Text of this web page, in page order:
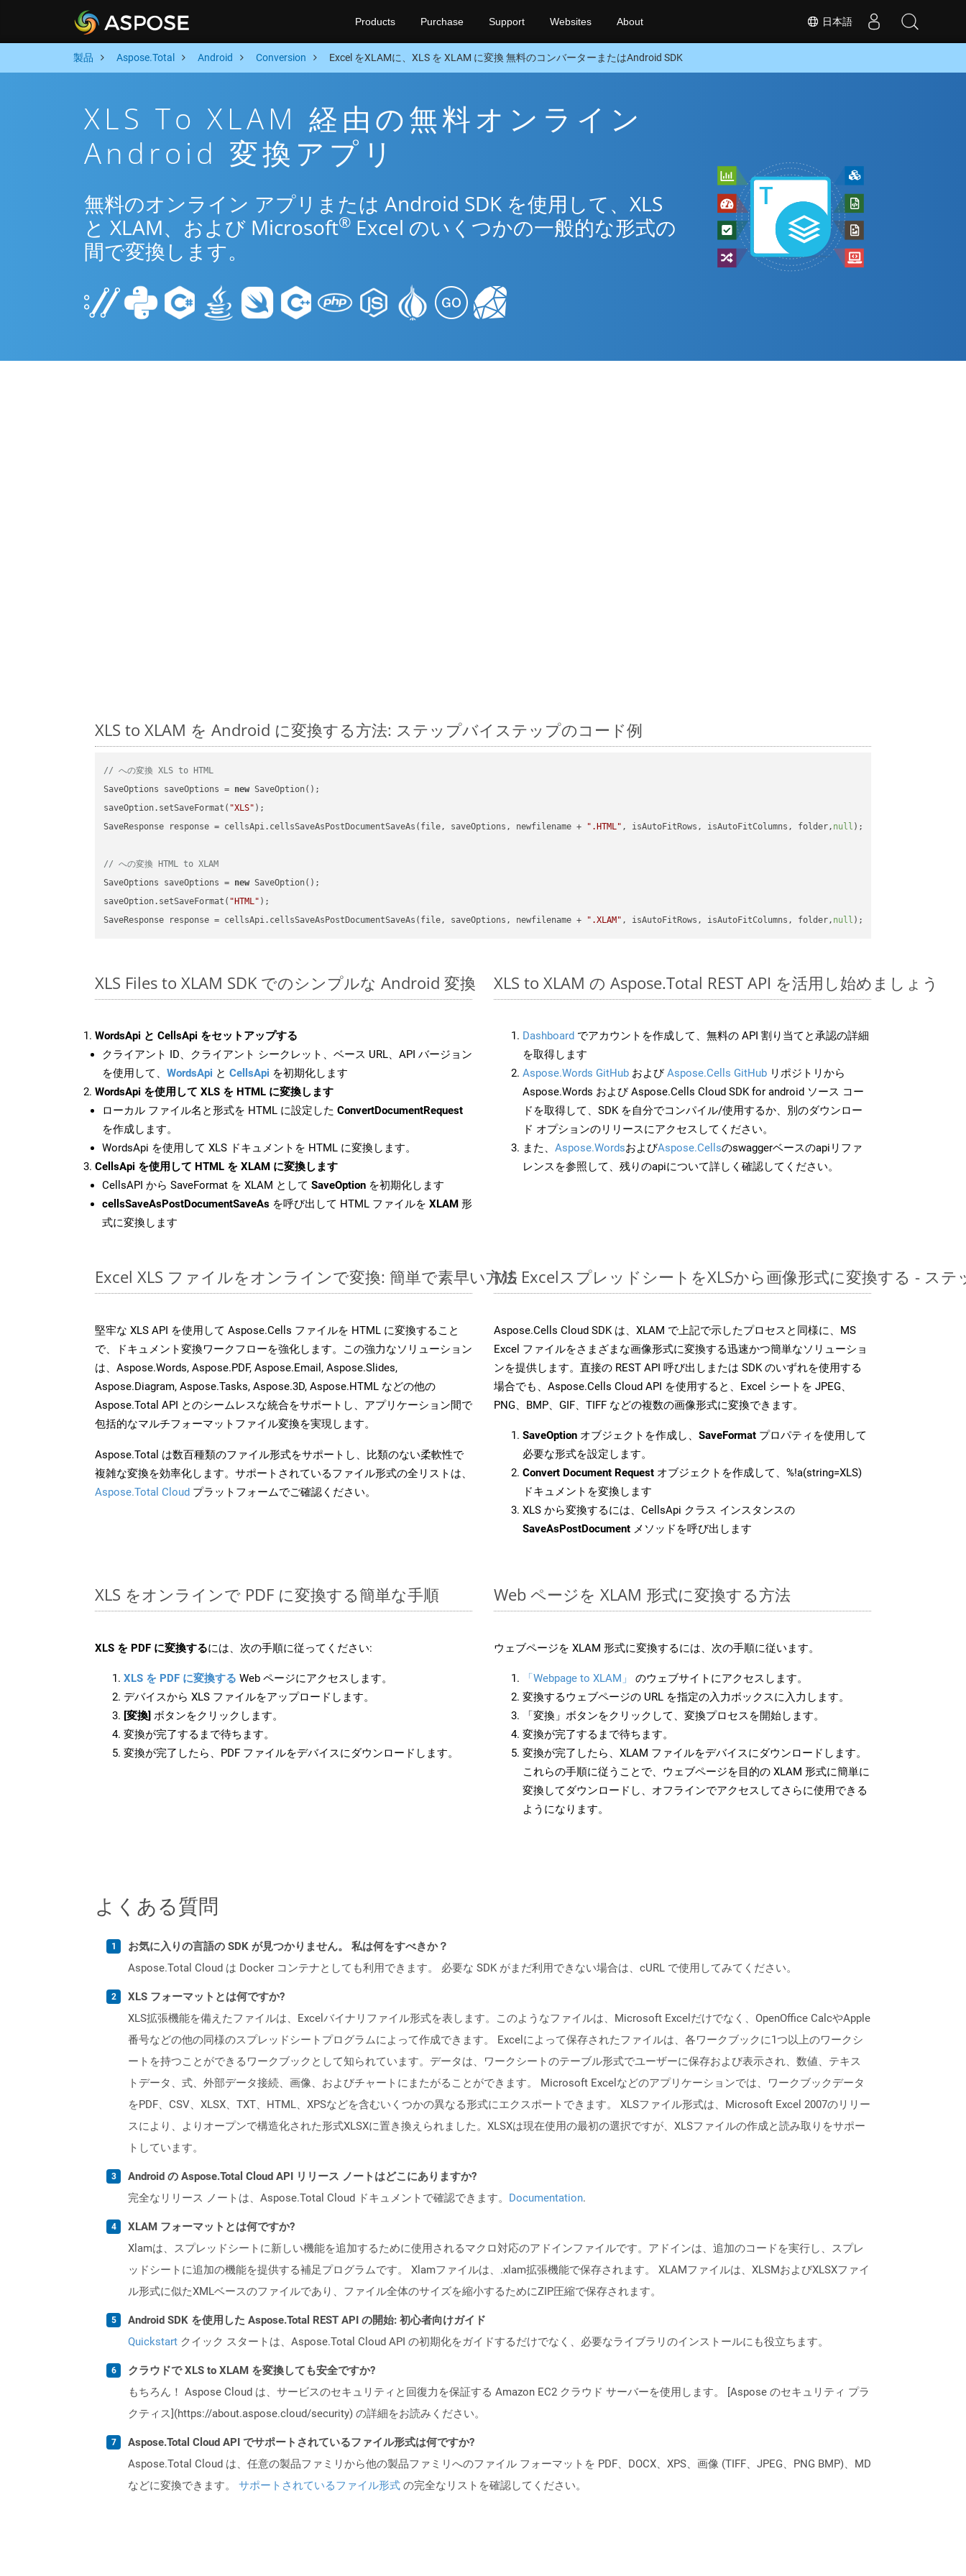
日本語
Products Purchase Support Websites About
製品 Aspose.Total Android Conversion Excel をXLAMに、XLS を XLAM に変換 無料のコンバーターまたはAndroid SDK
XLS To XLAM 経由の無料オンライン
Android 変換アプリ
無料のオンライン アプリまたは Android SDK を使用して、XLS
と XLAM、および Microsoft® Excel のいくつかの一般的な形式の
間で変換します。
XLS to XLAM を Android に変換する方法: ステップバイステップのコード例
// への変換 XLS to HTML
SaveOptions saveOptions = new SaveOption();
saveOption.setSaveFormat( "XLS" );
SaveResponse response = cellsApi.cellsSaveAsPostDocumentSaveAs(file, saveOptions, newfilename +
".HTML" , isAutoFitRows, isAutoFitColumns, folder, null );
// への変換 HTML to XLAM
SaveOptions saveOptions = new SaveOption();
saveOption.setSaveFormat( "HTML" );
SaveResponse response = cellsApi.cellsSaveAsPostDocumentSaveAs(file, saveOptions, newfilename +
".XLAM" , isAutoFitRows, isAutoFitColumns, folder, null
XLS Files to XLAM SDK でのシンプルな Android 変換
WordsApi と CellsApi をセットアップする
クライアント ID、クライアント シークレット、ベース URL、API バージョン
を使用して、 WordsApi と CellsApi を初期化します
WordsApi を使用して XLS を HTML に変換します
ローカル ファイル名と形式を HTML に設定した ConvertDocumentRequest
を作成します。
WordsApi を使用して XLS ドキュメントを HTML に変換します。
CellsApi を使用して HTML を XLAM に変換します
CellsAPI から SaveFormat を XLAM として SaveOption を初期化します
cellsSaveAsPostDocumentSaveAs を呼び出して HTML ファイルを XLAM 形
式に変換します
XLS to XLAM の Aspose.Total REST API を活用し始めましょう
Dashboard でアカウントを作成して、無料の API 割り当てと承認の詳細
を取得します
Aspose.Words GitHub およびAspose.Cells GitHub リポジトリから
Aspose.Words および Aspose.Cells Cloud SDK for android ソース コー
ドを取得して、SDK を自分でコンパイル/使用するか、別のダウンロー
ド オプションのリリースにアクセスしてください。
また、 Aspose.WordsおよびAspose.Cellsのswaggerベースのapiリファ
レンスを参照して、残りのapiについて詳しく確認してください。
Excel XLS ファイルをオンラインで変換: 簡単で素早い方法
堅牢な XLS API を使用して Aspose.Cells ファイルを HTML に変換すること
で、ドキュメント変換ワークフローを強化します。この強力なソリューション
は、Aspose.Words, Aspose.PDF, Aspose.Email, Aspose.Slides,
Aspose.Diagram, Aspose.Tasks, Aspose.3D, Aspose.HTML などの他の
Aspose.Total API とのシームレスな統合をサポートし、アプリケーション間で
包括的なマルチフォーマットファイル変換を実現します。
Aspose.Total は数百種類のファイル形式をサポートし、比類のない柔軟性で
複雑な変換を効率化します。サポートされているファイル形式の全リストは、
Aspose.Total Cloud プラットフォームでご確認ください。
MS ExcelスプレッドシートをXLSから画像形式に変換する - ス
Aspose.Cells Cloud SDK は、XLAM で上記で示したプロセスと同様に、MS
Excel ファイルをさまざまな画像形式に変換する迅速かつ簡単なソリューショ
ンを提供します。直接の REST API 呼び出しまたは SDK のいずれを使用する
場合でも、Aspose.Cells Cloud API を使用すると、Excel シートを JPEG、
PNG、BMP、GIF、TIFF などの複数の画像形式に変換できます。
SaveOption オブジェクトを作成し、 SaveFormat プロパティを使用して
必要な形式を設定します。
Convert Document Request オブジェクトを作成して、%!a(string=XLS)
ドキュメントを変換します
XLS から変換するには、CellsApi クラス インスタンスの
SaveAsPostDocument メソッドを呼び出します
XLS をオンラインで PDF に変換する簡単な手順
XLS を PDF に変換するには、次の手順に従ってください:
XLS を PDF に変換する Web ページにアクセスします。
デバイスから XLS ファイルをアップロードします。
[変換] ボタンをクリックします。
変換が完了するまで待ちます。
変換が完了したら、PDF ファイルをデバイスにダウンロードします。
Web ページを XLAM 形式に変換する方法
ウェブページを XLAM 形式に変換するには、次の手順に従います。
「Webpage to XLAM」
のウェブサイトにアクセスします。
変換するウェブページの URL を指定の入力ボックスに入力します。
「変換」ボタンをクリックして、変換プロセスを開始します。
変換が完了するまで待ちます。
変換が完了したら、XLAM ファイルをデバイスにダウンロードします。
これらの手順に従うことで、ウェブページを目的の XLAM 形式に簡単に
変換してダウンロードし、オフラインでアクセスしてさらに使用できる
ようになります。
よくある質問
お気に入りの言語の SDK が見つかりません。 私は何をすべきか？
Aspose.Total Cloud は Docker コンテナとしても利用できます。 必要な SDK がまだ利用できない場合は、cURL で使用してみてください。
XLS フォーマットとは何ですか?
XLS拡張機能を備えたファイルは、Excelバイナリファイル形式を表します。このようなファイルは、Microsoft Excelだけでなく、OpenOffice CalcやApple
番号などの他の同様のスプレッドシートプログラムによって作成できます。 Excelによって保存されたファイルは、各ワークブックに1つ以上のワークシ
ートを持つことができるワークブックとして知られています。データは、ワークシートのテーブル形式でユーザーに保存および表示され、数値、テキス
トデータ、式、外部データ接続、画像、およびチャートにまたがることができます。 Microsoft Excelなどのアプリケーションでは、ワークブックデータ
をPDF、CSV、XLSX、TXT、HTML、XPSなどを含むいくつかの異なる形式にエクスポートできます。 XLSファイル形式は、Microsoft Excel 2007のリリー
スにより、よりオープンで構造化された形式XLSXに置き換えられました。XLSXは現在使用の最初の選択ですが、XLSファイルの作成と読み取りをサポー
トしています。
Android の Aspose.Total Cloud API リリース ノートはどこにありますか?
完全なリリース ノートは、Aspose.Total Cloud ドキュメントで確認できます。 Documentation.
XLAM フォーマットとは何ですか?
Xlamは、スプレッドシートに新しい機能を追加するために使用されるマクロ対応のアドインファイルです。アドインは、追加のコードを実行し、スプレ
ッドシートに追加の機能を提供する補足プログラムです。 Xlamファイルは、.xlam拡張機能で保存されます。 XLAMファイルは、XLSMおよびXLSXファイ
ル形式に似たXMLベースのファイルであり、ファイル全体のサイズを縮小するためにZIP圧縮で保存されます。
Android SDK を使用した Aspose.Total REST API の開始: 初心者向けガイド
Quickstart クイック スタートは、Aspose.Total Cloud API の初期化をガイドするだけでなく、必要なライブラリのインストールにも役立ちます。
クラウドで XLS to XLAM を変換しても安全ですか?
もちろん！ Aspose Cloud は、サービスのセキュリティと回復力を保証する Amazon EC2 クラウド サーバーを使用します。 [Aspose のセキュリティ プラ
クティス](https://about.aspose.cloud/security) の詳細をお読みください。
Aspose.Total Cloud API でサポートされているファイル形式は何ですか?
Aspose.Total Cloud は、任意の製品ファミリから他の製品ファミリへのファイル フォーマットを PDF、DOCX、XPS、画像 (TIFF、JPEG、PNG BMP)、MD
などに変換できます。 サポートされているファイル形式 の完全なリストを確認してください。